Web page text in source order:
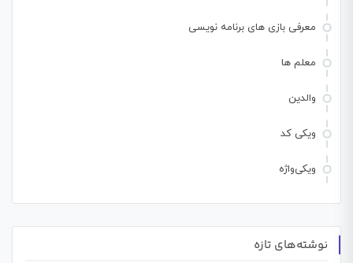
معرفی بازی های برنامه نویسی
معلم ها
والدین
ویکی کد
ویکی‌واژه
نوشته‌های تازه